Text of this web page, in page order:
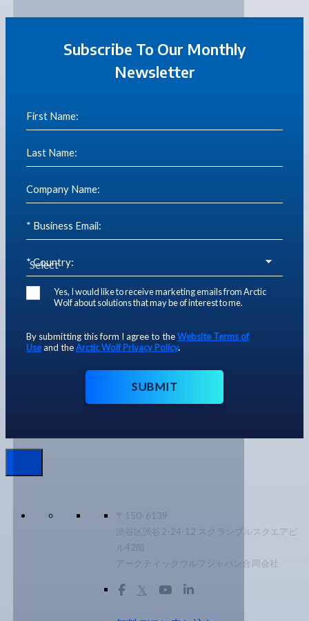
Subscribe To Our Monthly
Newsletter
First Name:
Last Name:
Company Name:
* Business Email:
* Country:
Yes, I would like to receive marketing emails from Arctic
Wolf about solutions that may be of interest to me.
By submitting this form I agree to theWebsite Terms of
Useand theArctic Wolf Privacy Policy.
SUBMIT
〒150-6139
渋谷区渋谷2-24-12 スクランブルスクエアビ
ル42階
アークティックウルフジャパン合同会社
𝕏